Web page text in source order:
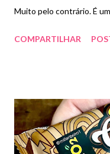
Muito pelo contrário. É
Além disso , é um
COMPARTILHAR